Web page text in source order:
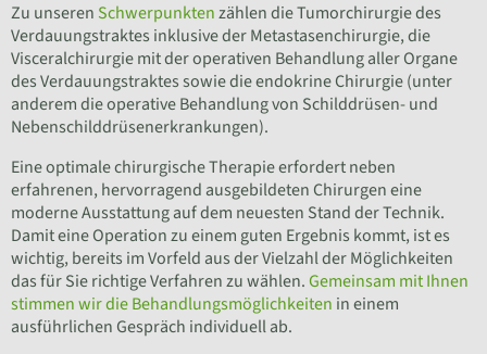
Zu unseren Schwerpunktenzählen die Tumorchirurgie des
Verdauungstraktes inklusive der Metastasenchirurgie, die
Visceralchirurgie mit der operativen Behandlung aller Organe
des Verdauungstraktes sowie die endokrine Chirurgie (unter
anderem die operative Behandlung von Schilddrüsen- und
Nebenschilddrüsenerkrankungen).
Eine optimale chirurgische Therapie erfordert neben
erfahrenen, hervorragend ausgebildeten Chirurgen eine
moderne Ausstattung auf dem neuesten Stand der Technik.
Damit eine Operation zu einem guten Ergebnis kommt, ist es
wichtig, bereits im Vorfeld aus der Vielzahl der Möglichkeiten
das für Sie richtige Verfahren zu wählen.Gemeinsam mit Ihnen
stimmen wir die Behandlungsmöglichkeiten in einem
ausführlichen Gespräch individuell ab.